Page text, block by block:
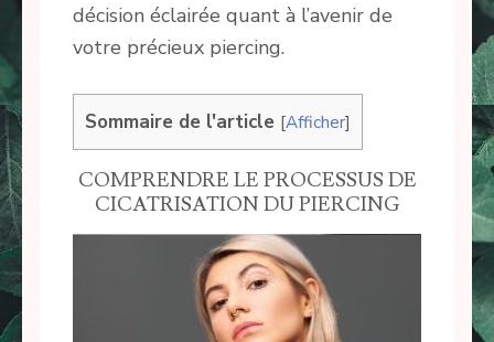
décision éclairée quant à l’avenir de
votre précieux piercing.
Sommaire de l'article [Afficher]
COMPRENDRE LE PROCESSUS DE
CICATRISATION DU PIERCING